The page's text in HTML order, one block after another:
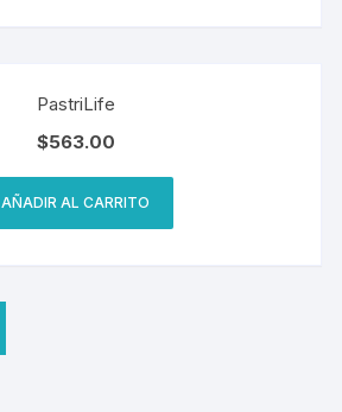
PastriLife
$563.00
AÑADIR AL CARRITO